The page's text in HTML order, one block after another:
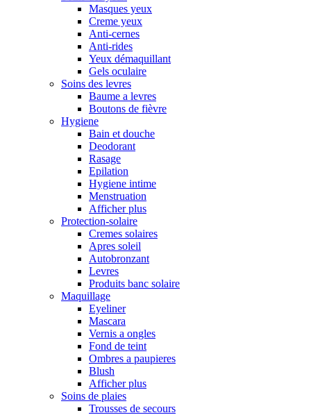
Masques yeux
Creme yeux
Anti-cernes
Anti-rides
Yeux démaquillant
Gels oculaire
Soins des levres
Baume a levres
Boutons de fièvre
Hygiene
Bain et douche
Deodorant
Rasage
Epilation
Hygiene intime
Menstruation
Afficher plus
Protection-solaire
Cremes solaires
Apres soleil
Autobronzant
Levres
Produits banc solaire
Maquillage
Eyeliner
Mascara
Vernis a ongles
Fond de teint
Ombres a paupieres
Blush
Afficher plus
Soins de plaies
Trousses de secours